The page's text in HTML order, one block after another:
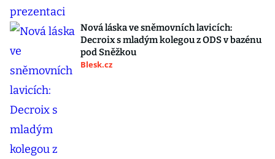
Nová láska ve sněmovních lavicích:
Decroix s mladým kolegou z ODS v bazénu
pod Sněžkou
Blesk.cz